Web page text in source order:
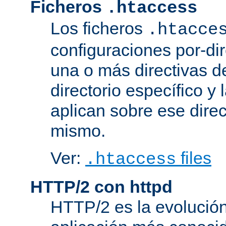
Ficheros .htaccess
Los ficheros
configuraciones por-
una o más directivas
directorio específico y
aplican sobre ese
mismo.
Ver: .htaccess files
HTTP/2 con httpd
HTTP/2 es la